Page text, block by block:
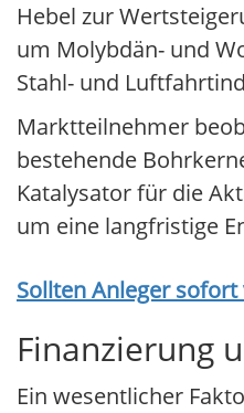
Hebel zur
um Molybdän- und
Stahl- und
Marktteilnehmer
bestehende
Katalysator für die
um eine langfristige
Sollten Anleger
Finanzierung
Ein wesentlicher